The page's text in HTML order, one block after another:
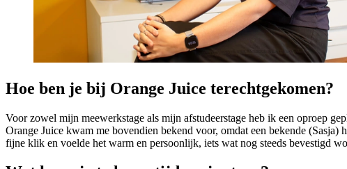
Hoe ben je bij Orange Juice terechtgekomen?
Voor zowel mijn meewerkstage als mijn afstudeerstage heb ik een oproep
Orange Juice kwam me bovendien bekend voor, omdat een bekende
fijne klik en voelde het warm en persoonlijk, iets wat nog steeds bevestigd